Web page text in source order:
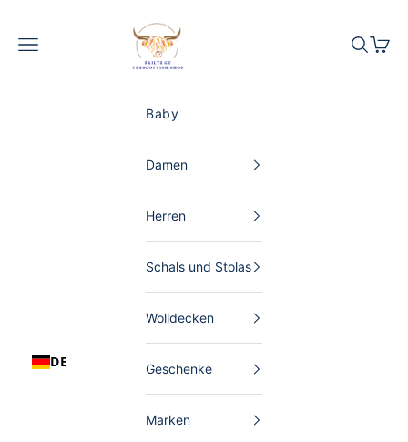
The Scottish Shop Deutschland
DE
Menü Suchen
Baby
Damen
Herren
Schals und Stolas
Wolldecken
Geschenke
Marken